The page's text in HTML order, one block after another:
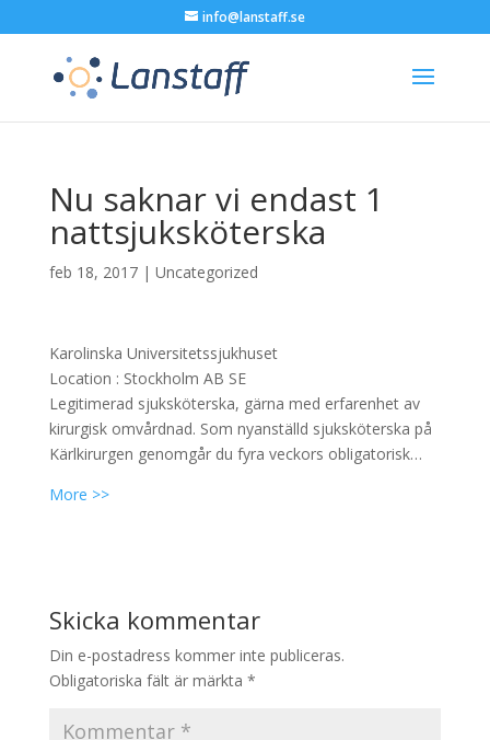
info@lanstaff.se
Nu saknar vi endast 1
nattsjuksköterska
feb 18, 2017| Uncategorized
Karolinska Universitetssjukhuset
Location : Stockholm AB SE
Legitimerad sjuksköterska, gärna med erfarenhet av
kirurgisk omvårdnad. Som nyanställd sjuksköterska på
Kärlkirurgen genomgår du fyra veckors obligatorisk…
More >>
Skicka kommentar
Din e-postadress kommer inte publiceras.
Obligatoriska fält är märkta *